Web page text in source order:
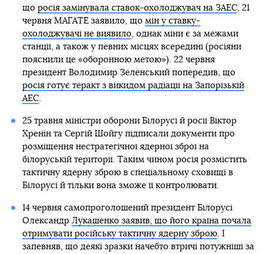
що росія замінувала ставок-охолоджувач на ЗАЕС, 21
червня МАГАТЕ заявило, що мін у ставку-
охолоджувачі не виявило, однак міни є за межами
станції, а також у певних місцях всередині (росіяни
пояснили це «оборонною метою»). 22 червня
президент Володимир Зеленський попередив, що
росія готує теракт з викидом радіації на Запорізькій
АЕС.
25 травня міністри оборони Білорусі й росії Віктор
Хренін та Сергій Шойгу підписали документи про
розміщення нестратегічної ядерної зброї на
білоруській території. Таким чином росія розмістить
тактичну ядерну зброю в спеціальному сховищі в
Білорусі й тільки вона зможе її контролювати.
14 червня самопроголошений президент Білорусі
Олександр Лукашенко заявив, що його країна почала
отримувати російську тактичну ядерну зброю. І
запевняв, що деякі зразки начебто втричі потужніші за